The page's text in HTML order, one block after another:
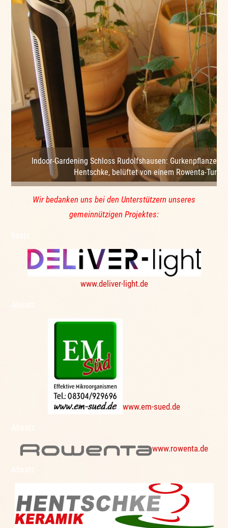
Indoor-Gardening Schloss Rudolfshausen: Gurkenpflanzen
Hentschke, belüftet von einem Rowenta-
Wir bedanken uns bei den Unterstützern unseres
gemeinnützigen Projektes:
www.deliver-light.de
www.em-sued.de
www.rowenta.de